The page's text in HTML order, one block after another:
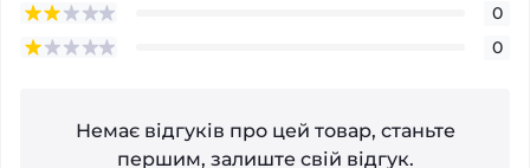
0
0
Немає відгуків про цей товар, станьте
першим, залиште свій відгук.